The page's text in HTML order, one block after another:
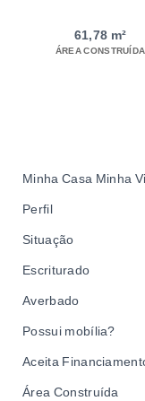
61,78 m²
ÁREA CONSTRUÍDA
Minha Casa Minha
Perfil
Situação
Escriturado
Averbado
Possui mobília?
Aceita
Área Construída